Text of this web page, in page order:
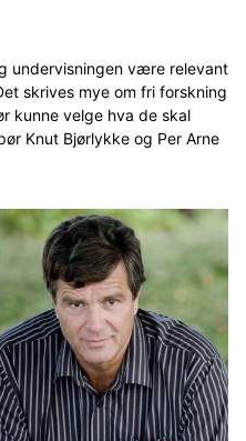
undervisningen være relevant
skrives mye om fri forskning
kunne velge hva de skal
Knut Bjørlykke og Per Arne